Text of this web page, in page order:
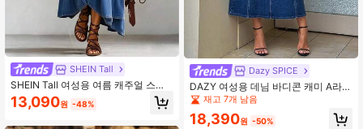
SHEIN Tall
SHEIN Tall 여성용 여름 캐주얼 스파
게티 스트랩 데님 드레스
13,090원 -48%
Dazy SPICE
DAZY 여성용 데님 바디콘 캐미 A라인
드레스재고 7개 남음
18,390원 -50%